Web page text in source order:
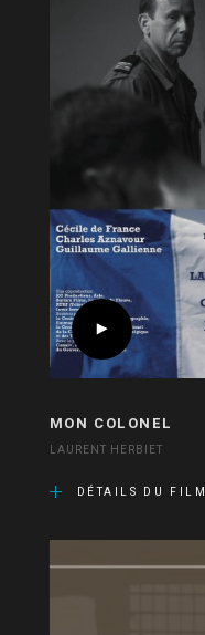
MON COLONEL
LAURENT HERBIET
DÉTAILS DU FILM